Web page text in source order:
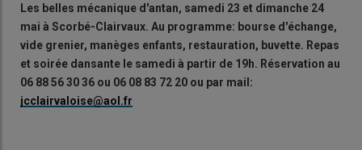
Les belles mécanique d'antan, samedi 23 et dimanche 24
mai à Scorbé-Clairvaux. Au programme: bourse d'échange,
vide grenier, manèges enfants, restauration, buvette. Repas
et soirée dansante le samedi à partir de 19h. Réservation au
06 88 56 30 36 ou 06 08 83 72 20 ou par mail:
jcclairvaloise@aol.fr